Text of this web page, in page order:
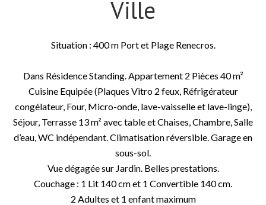
Ville
Situation : 400 m Port et Plage Renecros.
Dans Résidence Standing. Appartement 2 Pièces 40 m²
Cuisine Equipée (Plaques Vitro 2 feux, Réfrigérateur
congélateur, Four, Micro-onde, lave-vaisselle et lave-linge),
Séjour, Terrasse 13 m² avec table et Chaises, Chambre, Salle
d’eau, WC indépendant. Climatisation réversible. Garage en
sous-sol.
Vue dégagée sur Jardin. Belles prestations.
Couchage : 1 Lit 140 cm et 1 Convertible 140 cm.
2 Adultes et 1 enfant maximum